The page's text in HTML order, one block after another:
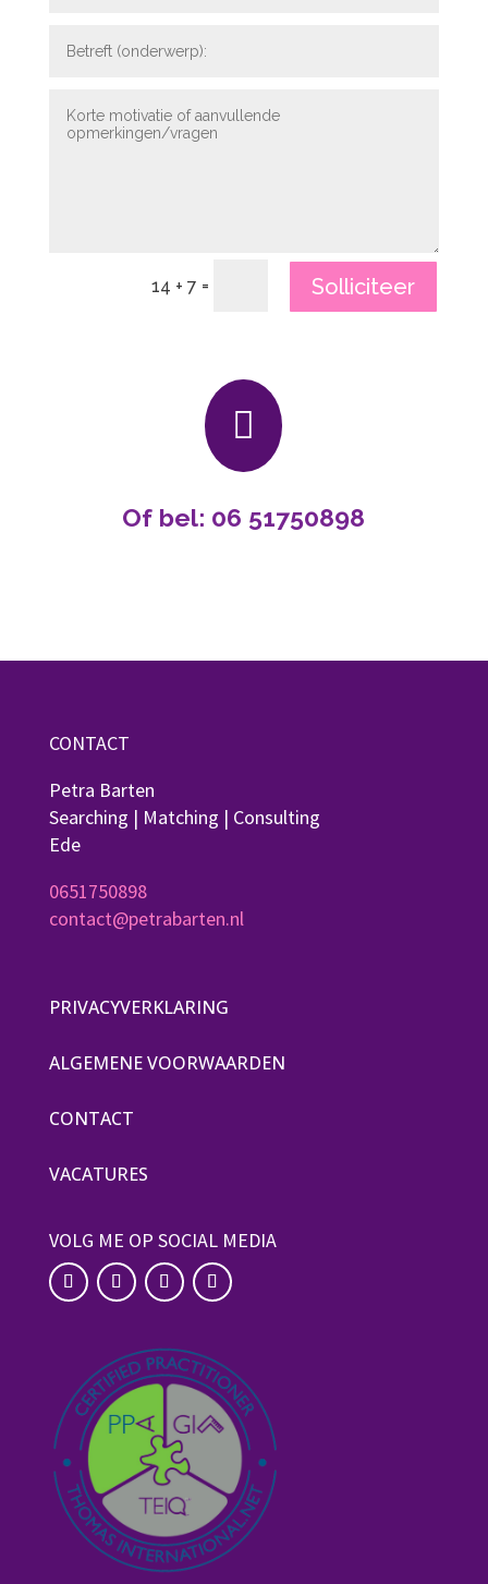
14 + 7 = Solliciteer

Of bel: 06 51750898
CONTACT
Petra Barten
Searching | Matching | Consulting
Ede
0651750898
contact@petrabarten.nl
PRIVACYVERKLARING
ALGEMENE VOORWAARDEN
CONTACT
VACATURES
VOLG ME OP SOCIAL MEDIA